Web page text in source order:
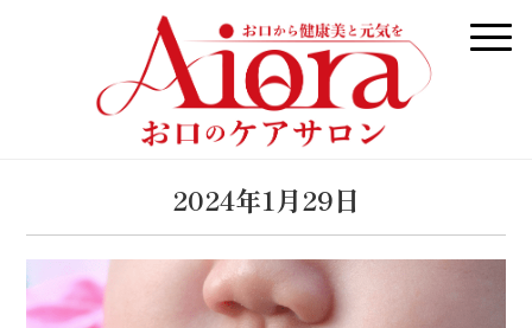
2024年1月29日